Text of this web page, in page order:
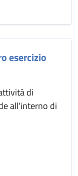
esercizio
di
all'interno di